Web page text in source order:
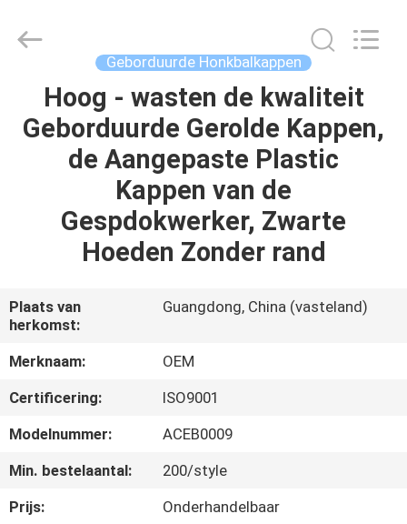
HUIS
PRODUCTEN
ONGEVEER
FABRIEKSREIS
KWALITEITSCONTROLE
ONS
NIEUWS
Geborduurde Honkbalkappen
Hoog - wasten de kwaliteit
Geborduurde Gerolde Kappen,
de Aangepaste Plastic
Kappen van de
Gespdokwerker, Zwarte
Hoeden Zonder rand
Plaats van
herkomst:
Guangdong, China (vasteland)
Merknaam:
OEM
Certificering:
ISO9001
Modelnummer:
ACEB0009
Min. bestelaantal:
200/style
Prijs:
Onderhandelbaar